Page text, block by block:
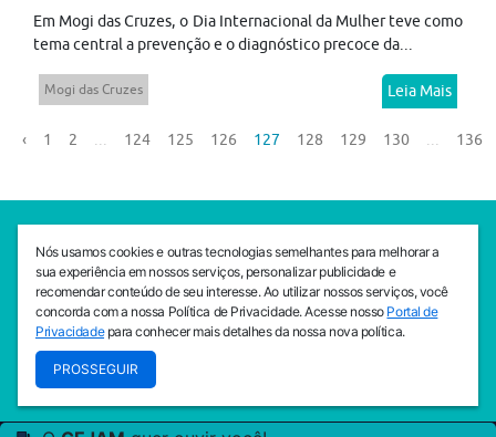
Em Mogi das Cruzes, o Dia Internacional da Mulher teve como
tema central a prevenção e o diagnóstico precoce da...
Mogi das Cruzes Leia Mais
‹ 1 2 124 125 126 127 128 129 130 136
Av. da Liberdade, 765, Liberdade, São Paulo, 01503-001
(11) 3469 - 1818
INSTITUTO CEJAM
Av. da Liberdade, 765, Liberdade, São Paulo, 01503-001
Nós usamos cookies e outras tecnologias semelhantes para melhorar a
sua experiência em nossos serviços, personalizar publicidade e
recomendar conteúdo de seu interesse. Ao utilizar nossos serviços, você
concorda com a nossa Política de Privacidade. Acesse nosso Portal de
Privacidadepara conhecer mais detalhes da nossa nova política.
PROSSEGUIR